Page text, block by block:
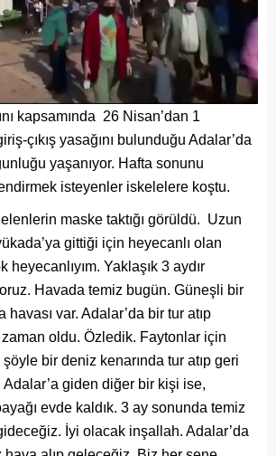
kapsamında 26 Nisan’dan 1
çıkış yasağını bulunduğu Adalar’da
yaşanıyor. Hafta sonunu
isteyenler iskelelere koştu.
maske taktığı görüldü. Uzun
gittiği için heyecanlı olan
heyecanlıyım. Yaklaşık 3 aydır
Havada temiz bugün. Güneşli bir
havası var. Adalar’da bir tur atıp
oldu. Özledik. Faytonlar için
bir deniz kenarında tur atıp geri
Adalar’a giden diğer bir kişi ise,
evde kaldık. 3 ay sonunda temiz
İyi olacak inşallah. Adalar’da